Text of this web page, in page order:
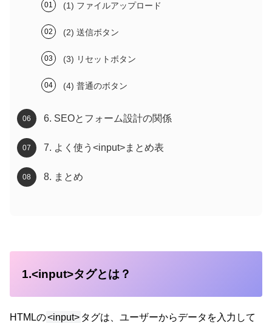
(1) ファイルアップロード
(2) 送信ボタン
(3) リセットボタン
(4) 普通のボタン
6. SEOとフォーム設計の関係
7. よく使う<input>まとめ表
8. まとめ
1.<input>タグとは？
HTMLの<input> タグは、ユーザーからデータを入力して